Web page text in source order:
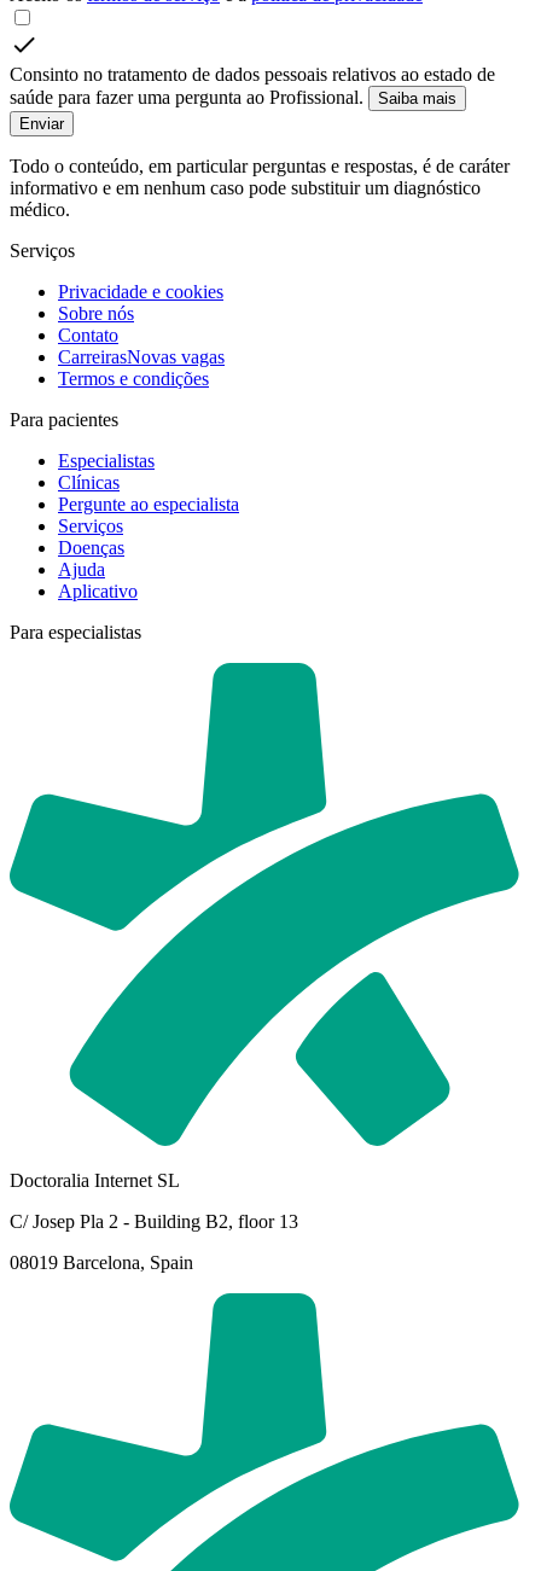
Consinto no tratamento de dados pessoais relativos ao estado de
saúde para fazer uma pergunta ao Profissional.
Saiba mais
Enviar
Todo o conteúdo, em particular perguntas e respostas, é de caráter
informativo e em nenhum caso pode substituir um diagnóstico
médico.
Serviços
Privacidade e cookies
Sobre nós
Contato
CarreirasNovas vagas
Termos e condições
Para pacientes
Especialistas
Clínicas
Pergunte ao especialista
Serviços
Doenças
Ajuda
Aplicativo
Para especialistas
Doctoralia Internet SL
C/ Josep Pla 2 - Building B2, floor 13
08019 Barcelona, Spain